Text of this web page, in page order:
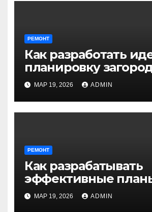
РЕМОНТ
Как разработать
планировку
дома: советы и
МАР 19, 2026 ADMIN
РЕМОНТ
Как разрабатывать
эффективные
многокомнатной
советы
МАР 19, 2026 ADMIN